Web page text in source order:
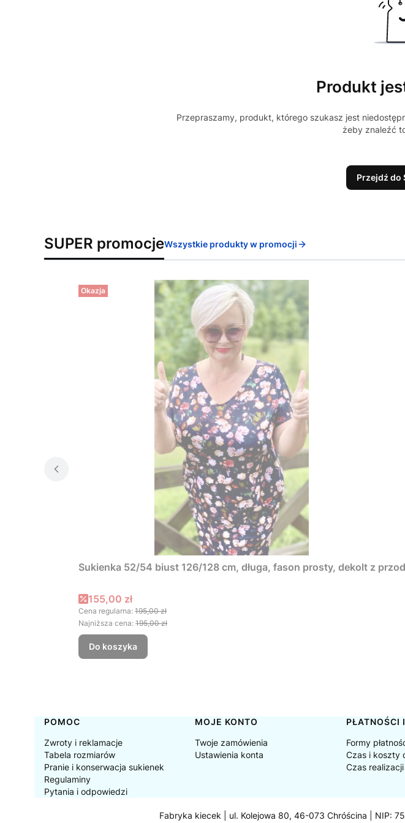
Produkt
Przepraszamy, produkt, którego szukasz jest
żeby znaleźć
Przejdź do
SUPER promocjeWszystkie produkty w promocji
Okazja
Sukienka 52/54 biust 126/128 cm, długa, fason prosty, dekolt z
Cena promocyjna
155,00 zł
Cena regularna: 195,00 zł
Najniższa cena: 195,00 zł
Do koszyka
Linki w stopce
POMOC
Zwroty i reklamacje
Tabela rozmiarów
Pranie i konserwacja sukienek
Regulaminy
Pytania i odpowiedzi
MOJE KONTO
Twoje zamówienia
Ustawienia konta
PŁATNOŚCI
Formy
Czas i koszty
Czas
Fabryka kiecek | ul. Kolejowa 80, 46-073 Chróścina | NIP: